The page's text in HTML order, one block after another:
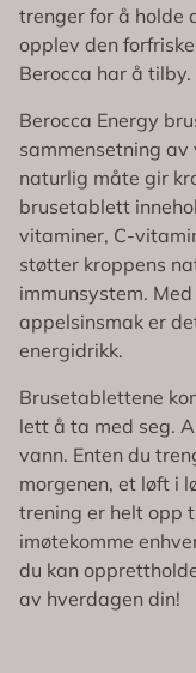
trenger for å holde
opplev den
Berocca har å tilby.
Berocca Energy
sammensetning
naturlig måte gir
brusetablett
vitaminer, C-
støtter kroppens
immunsystem.
appelsinsmak er
energidrikk.
Brusetablettene
lett å ta med seg.
vann. Enten du
morgenen, et løft i
trening er helt opp
imøtekomme
du kan
av hverdagen din!